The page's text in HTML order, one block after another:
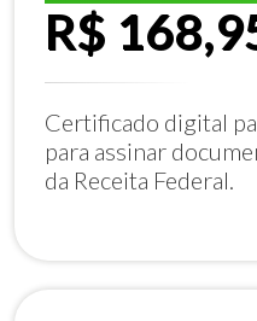
R$
Certificado digital
para assinar
da Receita Federal.